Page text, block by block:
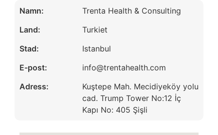
Namn:
Land:
Stad:
E-post:
Adress:
Trenta Health & Consulting
Turkiet
Istanbul
info@trentahealth.com
Kuştepe Mah. Mecidiyeköy yolu
cad. Trump Tower No:12 İç
Kapı No: 405 Şişli